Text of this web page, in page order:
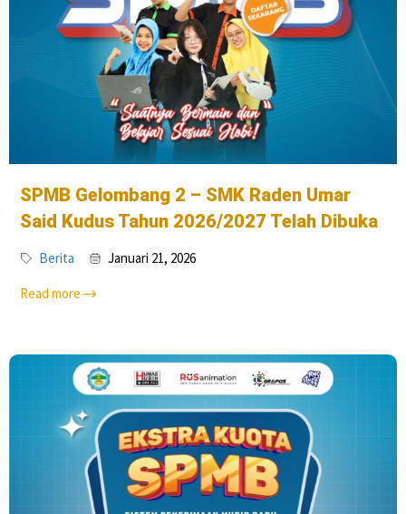
SPMB Gelombang 2 – SMK Raden Umar
Said Kudus Tahun 2026/2027 Telah Dibuka
Berita Januari 21, 2026
Read more